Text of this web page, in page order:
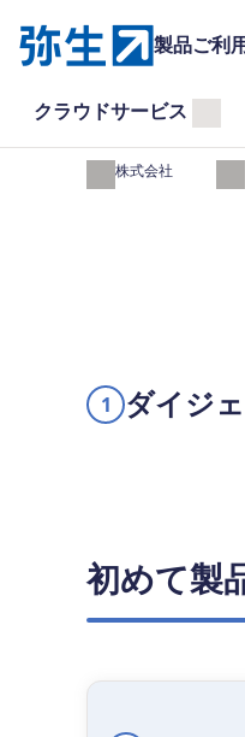
製品ご利
クラウドサービス
弥生株式会社 ス
1 ダイジ
初めて製